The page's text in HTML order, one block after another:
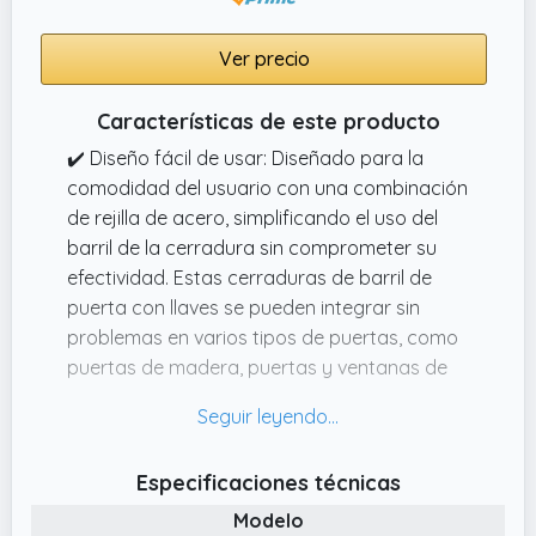
Ver precio
Características de este producto
✔️ Diseño fácil de usar: Diseñado para la
comodidad del usuario con una combinación
de rejilla de acero, simplificando el uso del
barril de la cerradura sin comprometer su
efectividad. Estas cerraduras de barril de
puerta con llaves se pueden integrar sin
problemas en varios tipos de puertas, como
puertas de madera, puertas y ventanas de
puertas interiores, puertas antirrobo, etc.
200,000 ciclos en pruebas mecánicas, la
cerradura euro proporciona operaciones
Especificaciones técnicas
Modelo